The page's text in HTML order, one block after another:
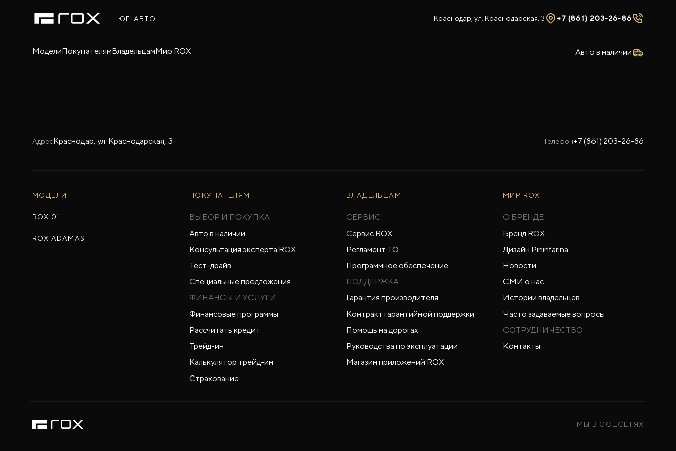
ЮГ-АВТО Краснодар, ул. Краснодарская, 3 +7 (861) 203-26-86
МоделиПокупателямВладельцамМир ROX Авто в наличии
АдресКраснодар, ул. Краснодарская, 3 Телефон+7 (861) 203-26-86
МОДЕЛИ
ROX 01
ROX ADAMAS
ПОКУПАТЕЛЯМ
ВЫБОР И ПОКУПКА
Авто в наличии
Консультация эксперта ROX
Тест-драйв
Специальные предложения
ФИНАНСЫ И УСЛУГИ
Финансовые программы
Рассчитать кредит
Трейд-ин
Калькулятор трейд-ин
Страхование
ВЛАДЕЛЬЦАМ
СЕРВИС
Сервис ROX
Регламент ТО
Программное обеспечение
ПОДДЕРЖКА
Гарантия производителя
Контракт гарантийной поддержки
Помощь на дорогах
Руководства по эксплуатации
Магазин приложений ROX
МИР ROX
О БРЕНДЕ
Бренд ROX
Дизайн Pininfarina
Новости
СМИ о нас
Истории владельцев
Часто задаваемые вопросы
СОТРУДНИЧЕСТВО
Контакты
МЫ В СОЦСЕТЯХ